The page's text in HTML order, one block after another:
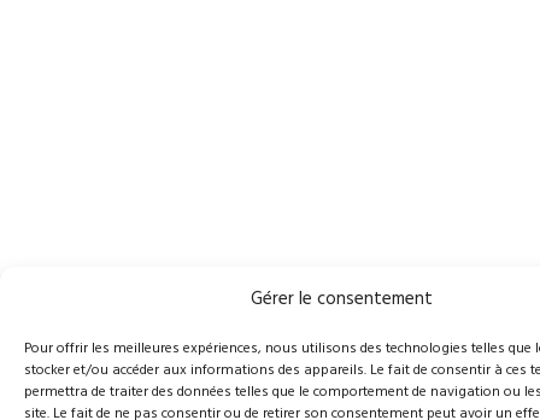
Gérer le consentement
Pour offrir les meilleures expériences, nous utilisons des technologies telles que
stocker et/ou accéder aux informations des appareils. Le fait de consentir à ces
permettra de traiter des données telles que le comportement de navigation ou
site. Le fait de ne pas consentir ou de retirer son consentement peut avoir un